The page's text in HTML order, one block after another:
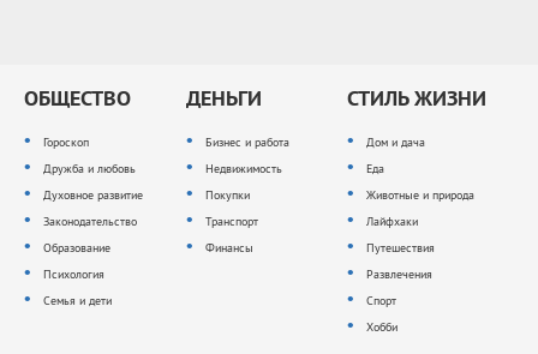
ОБЩЕСТВО
Гороскоп
Дружба и любовь
Духовное развитие
Законодательство
Образование
Психология
Семья и дети
ДЕНЬГИ
Бизнес и работа
Недвижимость
Покупки
Транспорт
Финансы
СТИЛЬ ЖИЗНИ
Дом и дача
Еда
Животные и природа
Лайфхаки
Путешествия
Развлечения
Спорт
Хобби